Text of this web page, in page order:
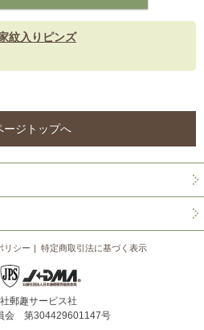
紋入りピンズ
ージトップへ
リシー 特定商取引法に基づく表示
郵趣サービス社
会 第304429601147号